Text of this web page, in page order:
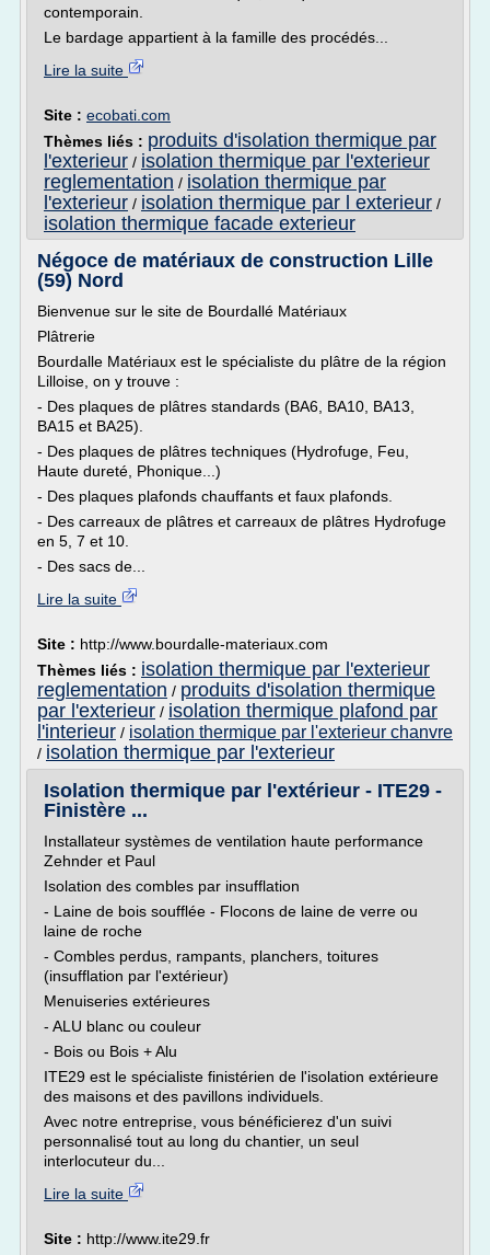
contemporain.
Le bardage appartient à la famille des procédés...
Lire la suite
Site : ecobati.com
Thèmes liés : produits d'isolation thermique par
l'exterieur / isolation thermique par l'exterieur
reglementation / isolation thermique par
l'exterieur / isolation thermique par l exterieur /
isolation thermique facade exterieur
Négoce de matériaux de construction Lille
(59) Nord
Bienvenue sur le site de Bourdallé Matériaux
Plâtrerie
Bourdalle Matériaux est le spécialiste du plâtre de la région
Lilloise, on y trouve :
- Des plaques de plâtres standards (BA6, BA10, BA13,
BA15 et BA25).
- Des plaques de plâtres techniques (Hydrofuge, Feu,
Haute dureté, Phonique...)
- Des plaques plafonds chauffants et faux plafonds.
- Des carreaux de plâtres et carreaux de plâtres Hydrofuge
en 5, 7 et 10.
- Des sacs de...
Lire la suite
Site : http://www.bourdalle-materiaux.com
Thèmes liés : isolation thermique par l'exterieur
reglementation / produits d'isolation thermique
par l'exterieur / isolation thermique plafond par
l'interieur / isolation thermique par l'exterieur chanvre
/ isolation thermique par l'exterieur
Isolation thermique par l'extérieur - ITE29 -
Finistère ...
Installateur systèmes de ventilation haute performance
Zehnder et Paul
Isolation des combles par insufflation
- Laine de bois soufflée - Flocons de laine de verre ou
laine de roche
- Combles perdus, rampants, planchers, toitures
(insufflation par l'extérieur)
Menuiseries extérieures
- ALU blanc ou couleur
- Bois ou Bois + Alu
ITE29 est le spécialiste finistérien de l'isolation extérieure
des maisons et des pavillons individuels.
Avec notre entreprise, vous bénéficierez d'un suivi
personnalisé tout au long du chantier, un seul
interlocuteur du...
Lire la suite
Site : http://www.ite29.fr